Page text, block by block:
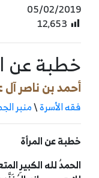
05/02/2019
12٬653
خطبة عن
أحمد بن ناصر آل
فقه الأسرة\منبر
خطبة عن المرأة
الحمدُ لله الكبيرِ